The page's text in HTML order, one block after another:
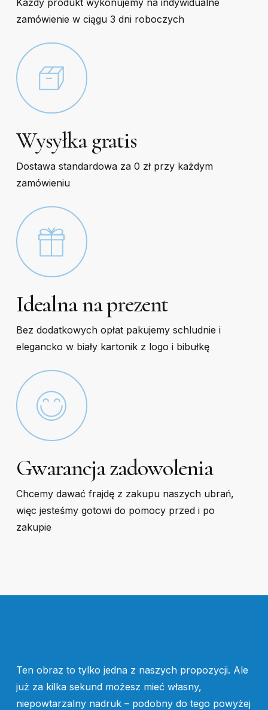
Każdy produkt wykonujemy na indywidualne
zamówienie w ciągu 3 dni roboczych
Wysyłka gratis
Dostawa standardowa za 0 zł przy każdym
zamówieniu
Idealna na prezent
Bez dodatkowych opłat pakujemy schludnie i
elegancko w biały kartonik z logo i bibułkę
Gwarancja zadowolenia
Chcemy dawać frajdę z zakupu naszych ubrań,
więc jesteśmy gotowi do pomocy przed i po
zakupie
Ten obraz to tylko jedna z naszych propozycji. Ale
już za kilka sekund możesz mieć własny,
niepowtarzalny nadruk – podobny do tego powyżej